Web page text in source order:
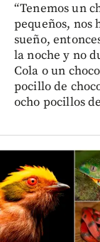
“Tenemos un
pequeños, nos
sueño,
la noche y no
Cola o un
pocillo de
ocho pocillos